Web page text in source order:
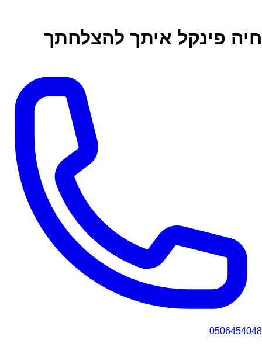
חיה פינקל איתך להצלחתך
0506454048